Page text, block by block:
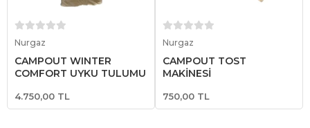
Nurgaz
CAMPOUT WINTER
COMFORT UYKU TULUMU
4.750,00 TL
Nurgaz
CAMPOUT TOST
MAKİNESİ
750,00 TL